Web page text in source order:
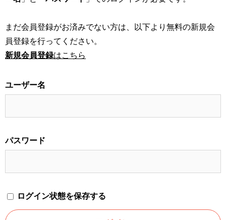
まだ会員登録がお済みでない方は、以下より無料の新規会
員登録を行ってください。
新規会員登録はこちら
ユーザー名
パスワード
ログイン状態を保存する